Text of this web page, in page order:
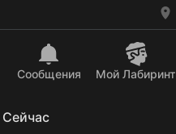
Сообщения Mой Лабиринт